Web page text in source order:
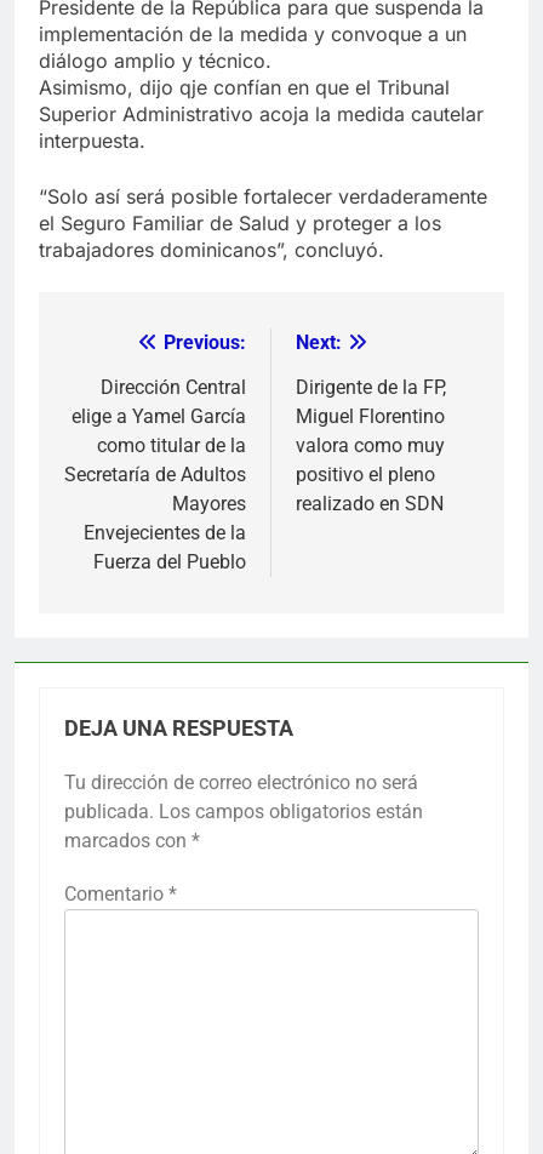
Presidente de la República para que suspenda la
implementación de la medida y convoque a un
diálogo amplio y técnico.
Asimismo, dijo qje confían en que el Tribunal
Superior Administrativo acoja la medida cautelar
interpuesta.
“Solo así será posible fortalecer verdaderamente
el Seguro Familiar de Salud y proteger a los
trabajadores dominicanos”, concluyó.
Navegación
entradas
Previous:
Dirección Central
elige a Yamel García
como titular de la
Secretaría de Adultos
Mayores
Envejecientes de la
Fuerza del Pueblo
Next:
Dirigente de la FP,
Miguel Florentino
valora como muy
positivo el pleno
realizado en SDN
DEJA UNA RESPUESTA
Tu dirección de correo electrónico no será
publicada. Los campos obligatorios están
marcados con *
Comentario *